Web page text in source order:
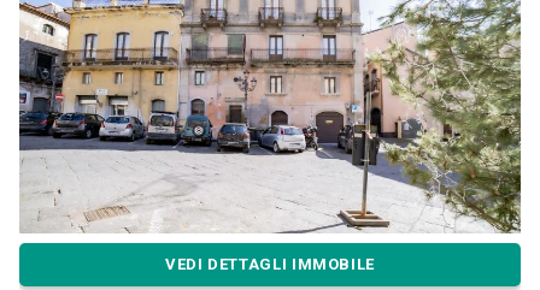
VEDI DETTAGLI IMMOBILE